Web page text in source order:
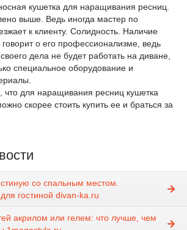
кушетка для наращивания ресниц.
выше. Ведь иногда мастер по
к клиенту. Солидность. Наличие
говорит о его профессионализме, ведь
дела не будет работать на диване,
специальное оборудование и
что для наращивания ресниц кушетка
скорее стоить купить ее и браться за
со спальным местом.
гостиной divan-ka.ru
акрилом или гелем: что лучше, чем